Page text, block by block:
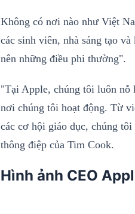
Không có nơi nào như Việt
các sinh viên, nhà sáng tạo
nên những điều phi thường".
"Tại Apple, chúng tôi luôn nỗ
nơi chúng tôi hoạt động. Từ
các cơ hội giáo dục, chúng
thông điệp của Tim Cook.
Hình ảnh CEO